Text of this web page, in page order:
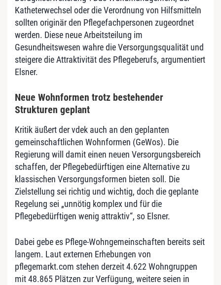
Katheterwechsel oder die Verordnung von Hilfsmitteln
sollten originär den Pflegefachpersonen zugeordnet
werden. Diese neue Arbeitsteilung im
Gesundheitswesen wahre die Versorgungsqualität und
steigere die Attraktivität des Pflegeberufs, argumentiert
Elsner.
Neue Wohnformen trotz bestehender
Strukturen geplant
Kritik äußert der vdek auch an den geplanten
gemeinschaftlichen Wohnformen (GeWos). Die
Regierung will damit einen neuen Versorgungsbereich
schaffen, der Pflegebedürftigen eine Alternative zu
klassischen Versorgungsformen bieten soll. Die
Zielstellung sei richtig und wichtig, doch die geplante
Regelung sei „unnötig komplex und für die
Pflegebedürftigen wenig attraktiv“, so Elsner.
Dabei gebe es Pflege-Wohngemeinschaften bereits seit
langem. Laut externen Erhebungen von
pflegemarkt.com stehen derzeit 4.622 Wohngruppen
mit 48.865 Plätzen zur Verfügung, weitere seien in